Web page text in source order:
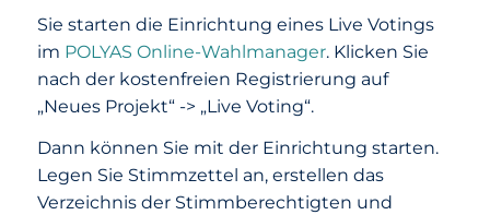
Sie starten die Einrichtung eines Live Votings
im POLYAS Online-Wahlmanager. Klicken Sie
nach der kostenfreien Registrierung auf
„Neues Projekt“ -> „Live Voting“.
Dann können Sie mit der Einrichtung starten.
Legen Sie Stimmzettel an, erstellen das
Verzeichnis der Stimmberechtigten und